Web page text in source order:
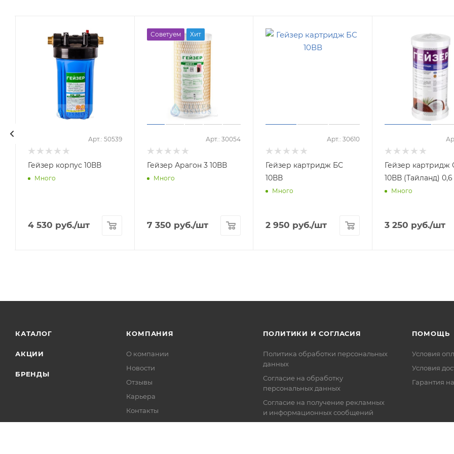
Арт.: 50539
Гейзер корпус 10ВВ
Много
4 530 руб./шт
Советуем Хит
Арт.: 30054
Гейзер Арагон 3 10ВВ
Много
7 350 руб./шт
Арт.: 30610
Гейзер картридж БС
10ВВ
Много
2 950 руб./шт
Гейзер картридж
10ВВ (Тайланд)
Много
3 250 руб./шт
КАТАЛОГ
АКЦИИ
БРЕНДЫ
КОМПАНИЯ
О компании
Новости
Отзывы
Карьера
Контакты
ПОЛИТИКИ И СОГЛАСИЯ
Политика обработки персональных
данных
Согласие на обработку
персональных данных
Согласие на получение рекламных
и информационных сообщений
ПОМОЩЬ
Условия
Условия
Гарантия